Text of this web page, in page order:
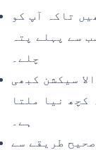
تاکہ آپ کو
سے پہلے پتہ
چلے۔
سیکشن کبھی
کچھ نیا ملتا
ہے۔
طریقے سے